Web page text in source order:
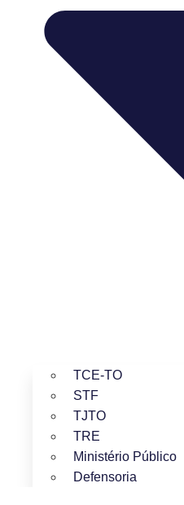
TCE-TO
STF
TJTO
TRE
Ministério Público
Defensoria